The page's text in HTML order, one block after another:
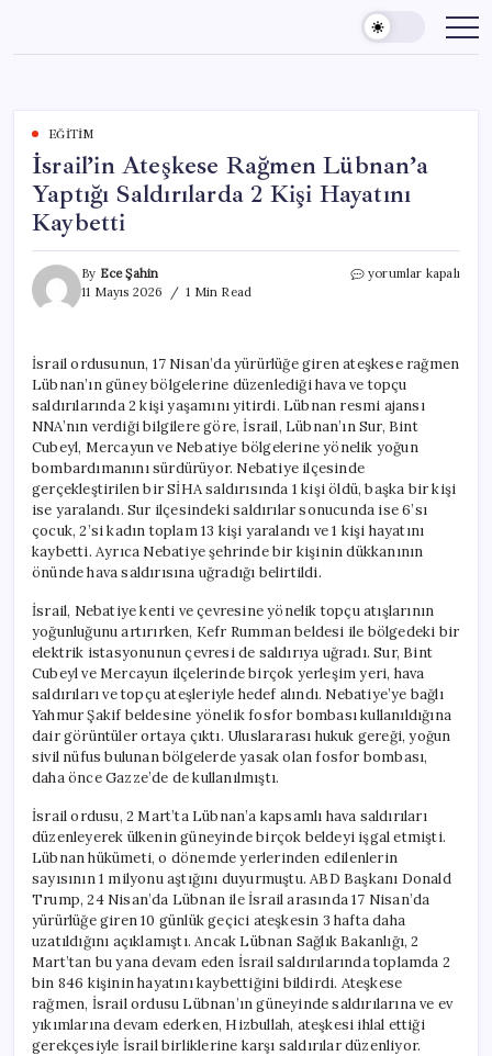
content
EĞITIM
İsrail’in Ateşkese Rağmen Lübnan’a
Yaptığı Saldırılarda 2 Kişi Hayatını
Kaybetti
By Ece Şahin
11 Mayıs 2026
1 Min Read
İsrail’in
Saldırılarda
2
Kişi
Hayatını
Kaybetti
için
yorumlar kapalı
İsrail ordusunun, 17 Nisan’da yürürlüğe giren ateşkese rağmen
Lübnan’ın güney bölgelerine düzenlediği hava ve topçu
saldırılarında 2 kişi yaşamını yitirdi. Lübnan resmi ajansı
NNA’nın verdiği bilgilere göre, İsrail, Lübnan’ın Sur, Bint
Cubeyl, Mercayun ve Nebatiye bölgelerine yönelik yoğun
bombardımanını sürdürüyor. Nebatiye ilçesinde
gerçekleştirilen bir SİHA saldırısında 1 kişi öldü, başka bir kişi
ise yaralandı. Sur ilçesindeki saldırılar sonucunda ise 6’sı
çocuk, 2’si kadın toplam 13 kişi yaralandı ve 1 kişi hayatını
kaybetti. Ayrıca Nebatiye şehrinde bir kişinin dükkanının
önünde hava saldırısına uğradığı belirtildi.
İsrail, Nebatiye kenti ve çevresine yönelik topçu atışlarının
yoğunluğunu artırırken, Kefr Rumman beldesi ile bölgedeki bir
elektrik istasyonunun çevresi de saldırıya uğradı. Sur, Bint
Cubeyl ve Mercayun ilçelerinde birçok yerleşim yeri, hava
saldırıları ve topçu ateşleriyle hedef alındı. Nebatiye’ye bağlı
Yahmur Şakif beldesine yönelik fosfor bombası kullanıldığına
dair görüntüler ortaya çıktı. Uluslararası hukuk gereği, yoğun
sivil nüfus bulunan bölgelerde yasak olan fosfor bombası,
daha önce Gazze’de de kullanılmıştı.
İsrail ordusu, 2 Mart’ta Lübnan’a kapsamlı hava saldırıları
düzenleyerek ülkenin güneyinde birçok beldeyi işgal etmişti.
Lübnan hükümeti, o dönemde yerlerinden edilenlerin
sayısının 1 milyonu aştığını duyurmuştu. ABD Başkanı Donald
Trump, 24 Nisan’da Lübnan ile İsrail arasında 17 Nisan’da
yürürlüğe giren 10 günlük geçici ateşkesin 3 hafta daha
uzatıldığını açıklamıştı. Ancak Lübnan Sağlık Bakanlığı, 2
Mart’tan bu yana devam eden İsrail saldırılarında toplamda 2
bin 846 kişinin hayatını kaybettiğini bildirdi. Ateşkese
rağmen, İsrail ordusu Lübnan’ın güneyinde saldırılarına ve ev
yıkımlarına devam ederken, Hizbullah, ateşkesi ihlal ettiği
gerekçesiyle İsrail birliklerine karşı saldırılar düzenliyor.